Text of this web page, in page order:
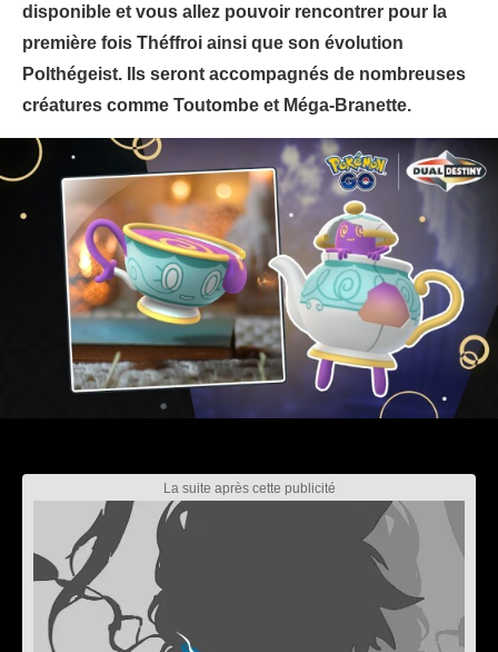
disponible et vous allez pouvoir rencontrer pour la
première fois Théffroi ainsi que son évolution
Polthégeist. Ils seront accompagnés de nombreuses
créatures comme Toutombe et Méga-Branette.